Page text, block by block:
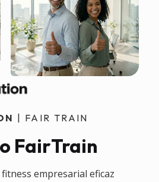
| FAIR TRAIN
FairTrain
empresarial eficaz